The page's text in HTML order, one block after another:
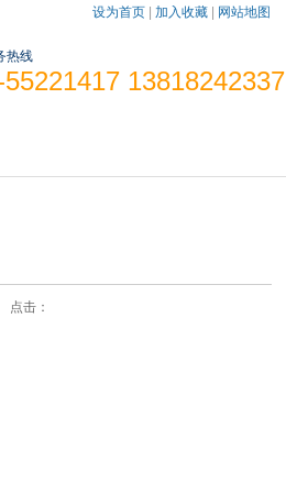
设为首页| 加入收藏| 网站地图
热线
55221417 13818242337
击：